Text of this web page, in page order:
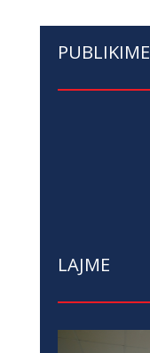
PUBLIKIME
LAJME